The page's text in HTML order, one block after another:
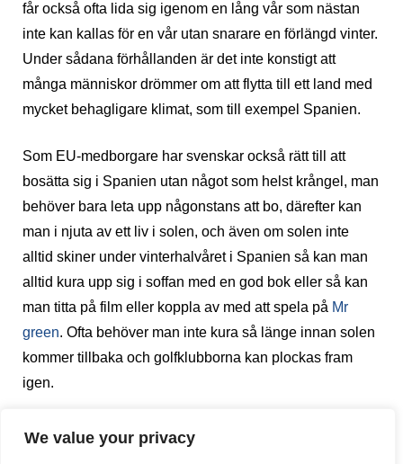
We value your privacy
får också ofta lida sig igenom en lång vår som nästan
inte kan kallas för en vår utan snarare en förlängd vinter.
Under sådana förhållanden är det inte konstigt att
många människor drömmer om att flytta till ett land med
mycket behagligare klimat, som till exempel Spanien.
Som EU-medborgare har svenskar också rätt till att
bosätta sig i Spanien utan något som helst krångel, man
behöver bara leta upp någonstans att bo, därefter kan
man i njuta av ett liv i solen, och även om solen inte
alltid skiner under vinterhalvåret i Spanien så kan man
alltid kura upp sig i soffan med en god bok eller så kan
man titta på film eller koppla av med att spela på Mr
green. Ofta behöver man inte kura så länge innan solen
kommer tillbaka och golfklubborna kan plockas fram
igen.
Nu är det dessvärre inte så enkelt. Det finns en hel del